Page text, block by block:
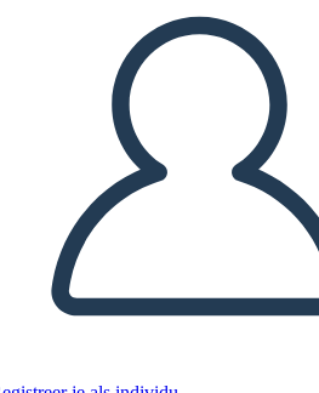
dit Storyboard
EEN STORYBOARD
AFSPELEN
LEES MIJ VOOR